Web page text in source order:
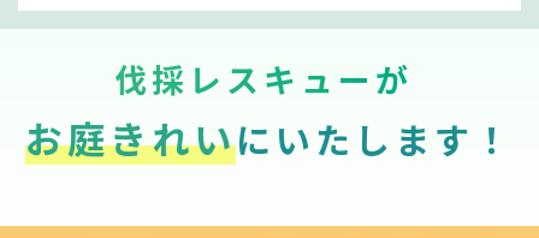
伐採レスキューが
お庭きれいにいたします！